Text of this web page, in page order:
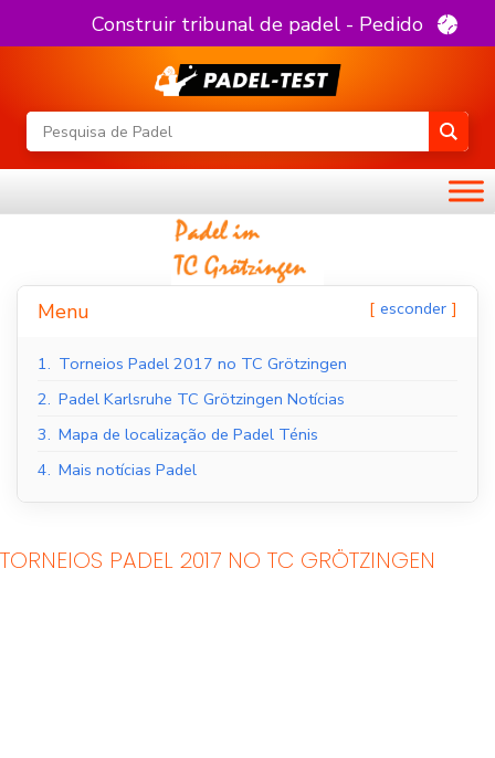
Construir tribunal de padel - Pedido
Menu esconder
1. Torneios Padel 2017 no TC Grötzingen
2. Padel Karlsruhe TC Grötzingen Notícias
3. Mapa de localização de Padel Ténis
4. Mais notícias Padel
TORNEIOS PADEL 2017 NO TC GRÖTZINGEN